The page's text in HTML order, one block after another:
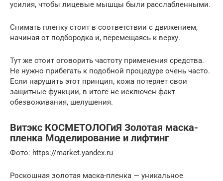
усилия, чтобы лицевые мышцы были расслабленными.
Снимать пленку стоит в соответствии с движением,
начиная от подбородка и, перемещаясь к верху.
Тут же стоит оговорить частоту применения средства.
Не нужно прибегать к подобной процедуре очень часто.
Если нарушить этот принцип, кожа потеряет свои
защитные функции, в итоге не исключен факт
обезвоживания, шелушения.
Витэкс КОСМЕТОЛОГиЯ Золотая маска-
пленка Моделирование и лифтинг
Фото: https://market.yandex.ru
Роскошная золотая маска-пленка — уникальное